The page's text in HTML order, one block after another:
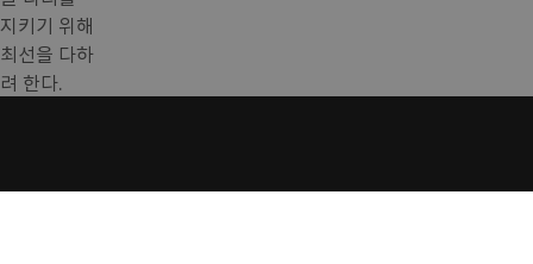
지키기 위해
최선을 다하
려 한다.